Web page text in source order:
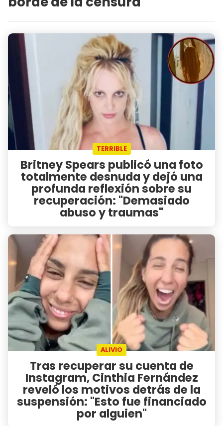
TERRIBLE
Britney Spears publicó una foto
totalmente desnuda y dejó una
profunda reflexión sobre su
recuperación: "Demasiado
abuso y traumas"
ALIVIO
Tras recuperar su cuenta de
Instagram, Cinthia Fernández
reveló los motivos detrás de la
suspensión: "Esto fue financiado
por alguien"